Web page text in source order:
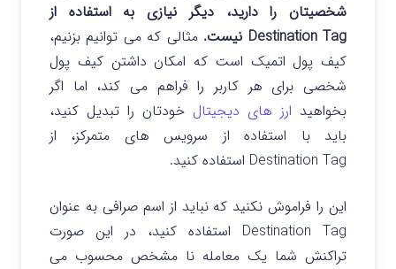
شخصیتان را دارید، دیگر نیازی به استفاده از
Destination Tag نیست.
مثالی که می توانیم بزنیم،
کیف پول اتمیک است که امکان داشتن کیف پول
شخصی برای هر کاربر را فراهم می کند، اما اگر
بخواهید ارز های دیجیتال خودتان را تبدیل کنید،
باید با استفاده از سرویس های متمرکز، از
Destination Tag استفاده کنید.
این را فراموش نکنید که نباید از اسم صرافی به عنوان
Destination Tag استفاده کنید، در این صورت
تراکنش شما یک معامله نا مشخص محسوب می